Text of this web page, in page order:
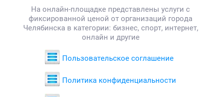
На онлайн-площадке представлены услуги с
фиксированной ценой от организаций города
Челябинска в категории: бизнес, спорт, интернет,
онлайн и другие
Пользовательское соглашение
Политика конфиденциальности